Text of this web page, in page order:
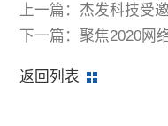
上一篇：杰发科技受
示交流会
下一篇：聚焦2020网络安全周 四维图新
返回列表